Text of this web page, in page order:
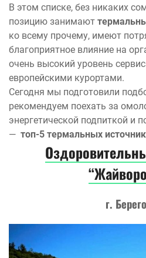
В этом списке, без никаких
позицию занимают
ко всему прочему, имеют
благоприятное влияние на
очень высокий уровень
европейскими курортами.
Сегодня мы подготовили
рекомендуем поехать за
энергетической подпиткой и
— топ-5 термальных
г.